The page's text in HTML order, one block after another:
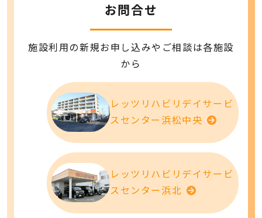
お問合せ
施設利用の新規お申し込みやご相談は各施設
から
レッツリハビリデイサービ
スセンター浜松中央
レッツリハビリデイサービ
スセンター浜北